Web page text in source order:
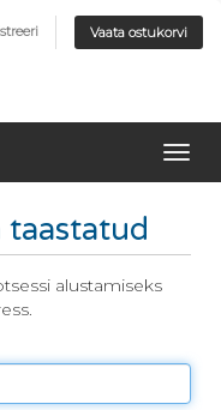
Vaata ostukorvi
taastatud
alustamiseks